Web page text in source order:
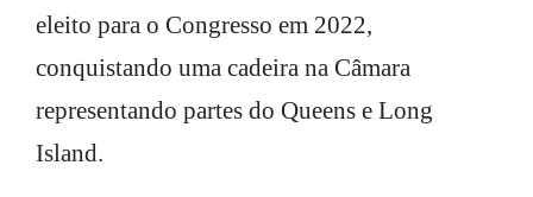
eleito para o Congresso em 2022,
conquistando uma cadeira na Câmara
representando partes do Queens e Long
Island.